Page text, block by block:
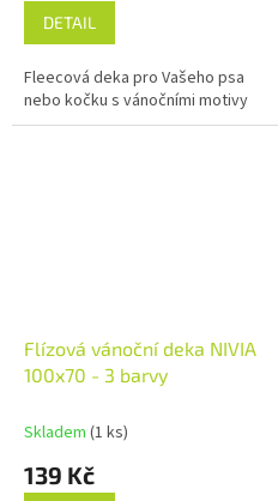
DETAIL
Fleecová deka pro Vašeho psa
nebo kočku s vánočními motivy
Flízová vánoční deka NIVIA
100x70 - 3 barvy
Skladem (1 ks)
139 Kč